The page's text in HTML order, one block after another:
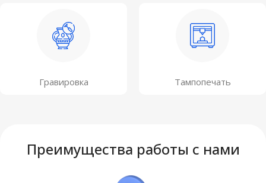
Гравировка Тампопечать
Преимущества работы с нами